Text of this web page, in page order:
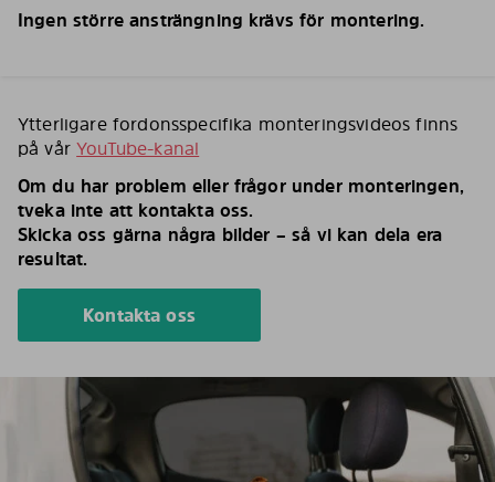
Ingen större ansträngning krävs för montering.
Ytterligare fordonsspecifika monteringsvideos finns
på vårYouTube-kanal
Om du har problem eller frågor under monteringen,
tveka inte att kontakta oss.
Skicka oss gärna några bilder – så vi kan dela era
resultat.
Kontakta oss